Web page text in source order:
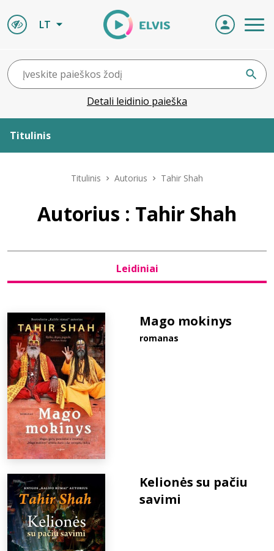
LT
Detali leidinio paieška
Titulinis
Leidiniai
D.U.K.
Titulinis Autorius Tahir Shah
Autorius : Tahir Shah
Leidiniai
Mago mokinys
romanas
Kelionės su pačiu
savimi